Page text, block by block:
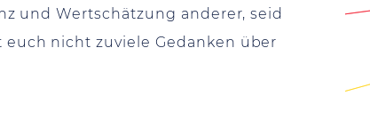
und Wertschätzung anderer, seid
nicht zuviele Gedanken über